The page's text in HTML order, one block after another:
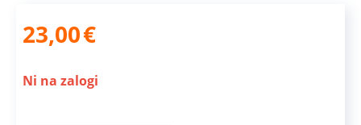
23,00€
Ni na zalogi